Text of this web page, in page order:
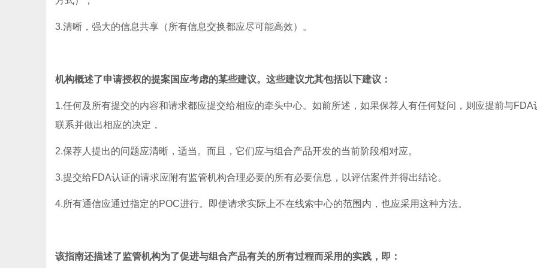
3.清晰，强大的信息共享（所有信息交换都应尽可能高效）。
机构概述了申请授权的提案国应考虑的某些建议。这些建议尤其包括以下建议：
1.任何及所有提交的内容和请求都应提交给相应的牵头中心。如前所述，如果保荐人有任何疑问，则应提前与FDA
联系并做出相应的决定，
2.保荐人提出的问题应清晰，适当。而且，它们应与组合产品开发的当前阶段相对应。
3.提交给FDA认证的请求应附有监管机构合理必要的所有必要信息，以评估案件并得出结论。
4.所有通信应通过指定的POC进行。即使请求实际上不在线索中心的范围内，也应采用这种方法。
该指南还描述了监管机构为了促进与组合产品有关的所有过程而采用的实践，即：